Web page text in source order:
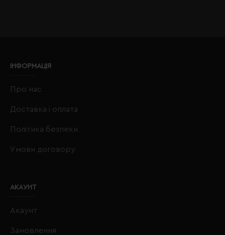
ІНФОРМАЦІЯ
Про нас
Доставка і оплата
Політика безпеки
Умови договору
АКАУНТ
Акаунт
Замовлення